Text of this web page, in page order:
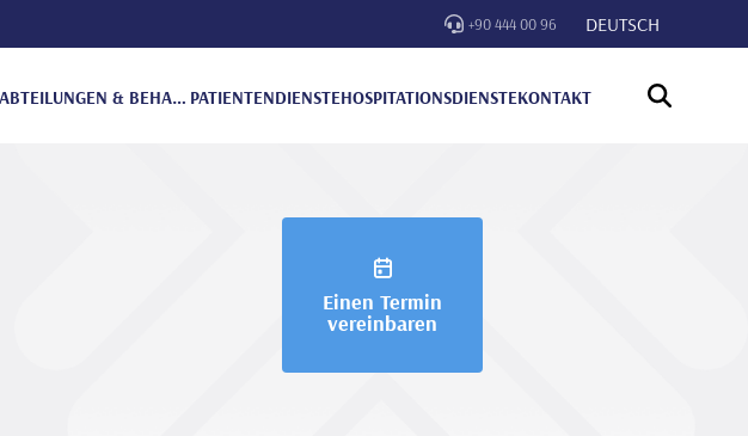
+90 444 00 96 DEUTSCH
ABTEILUNGEN & BEHANDLUNGEN PATIENTENDIENSTEHOSPITATIONSDIENSTEKONTAKT
Einen Termin
vereinbaren